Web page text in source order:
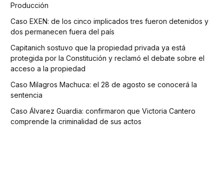
Producción
Caso EXEN: de los cinco implicados tres fueron detenidos y
dos permanecen fuera del país
Capitanich sostuvo que la propiedad privada ya está
protegida por la Constitución y reclamó el debate sobre el
acceso a la propiedad
Caso Milagros Machuca: el 28 de agosto se conocerá la
sentencia
Caso Álvarez Guardia: confirmaron que Victoria Cantero
comprende la criminalidad de sus actos